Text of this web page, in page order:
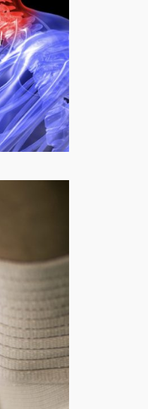
しておめで
今…
治す